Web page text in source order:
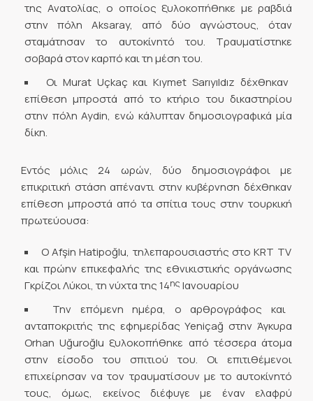
της Ανατολίας, ο οποίος ξυλοκοπήθηκε με ραβδιά
στην πόλη Aksaray, από δύο αγνώστους, όταν
σταμάτησαν το αυτοκίνητό του. Τραυματίστηκε
σοβαρά στον καρπό και τη μέση του.
Οι Murat Uçkaç και Kıymet Sarıyıldız δέχθηκαν
επίθεση μπροστά από το κτήριο του δικαστηρίου
στην πόλη Aydin, ενώ κάλυπταν δημοσιογραφικά μία
δίκη.
Εντός μόλις 24 ωρών, δύο δημοσιογράφοι με
επικριτική στάση απέναντι στην κυβέρνηση δέχθηκαν
επίθεση μπροστά από τα σπίτια τους στην τουρκική
πρωτεύουσα:
Ο Afşin Hatipoğlu, τηλεπαρουσιαστής στο KRT TV
και πρώην επικεφαλής της εθνικιστικής οργάνωσης
Γκρίζοι Λύκοι, τη νύχτα της 14ης Ιανουαρίου
Την επόμενη ημέρα, ο αρθρογράφος και
ανταποκριτής της εφημερίδας Yeniçağ στην Άγκυρα
Orhan Uğuroğlu ξυλοκοπήθηκε από τέσσερα άτομα
στην είσοδο του σπιτιού του. Οι επιτιθέμενοι
επιχείρησαν να τον τραυματίσουν με το αυτοκίνητό
τους, όμως, εκείνος διέφυγε με έναν ελαφρύ